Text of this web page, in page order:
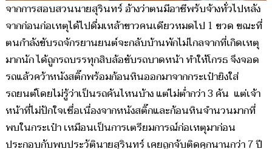
จากการสอบสวนนายสุรินทร์ อ้างว่าตนมีอาชีพรับจ้างทั่วไปหลัง
จากก่อนก่อเหตุได้ไปดื่มเหล้าขาวคนเดียวหมดไป 1 ขวด ขณะที่
ตนกำลังขับรถจักรยานยนต์จะกลับบ้านพักไม่ไกลจากที่เกิดเหตุ
มากนัก ได้ถูกรถบรรทุกสิบล้อขับรถบาดหน้า ทำให้โกรธ จึงจอด
รถแล้วคว้าหนังสติ๊กพร้อมก้อนหินออกมาจากกระเป๋ายิงใส่
รถยนต์โดยไม่รู้ว่าเป็นรถคันไหนบ้าง แต่ไม่ต่ำกว่า 3 คัน แต่เจ้า
หน้าที่ไม่ปักใจเชื่อเนื่องจากหนังสติ๊กและก้อนหินจำนวนมากที่
พบในกระเป๋า เหมือนเป็นการเตรียมการณ์ก่อเหตุมาก่อน
ประกอบกับพบประวัตินายสุรินทร์ เคยถูกจับติดคุกนานกว่า 7 ปี